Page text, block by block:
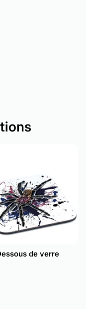
de verre